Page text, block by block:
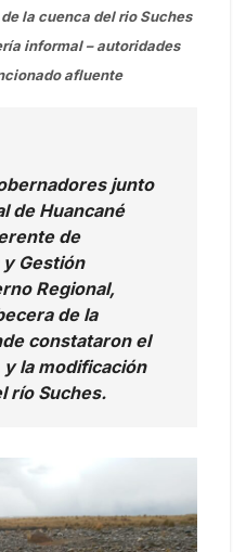
la cuenca del rio Suches
informal – autoridades
afluente
junto
de Huancané
de
Gestión
Regional,
de la
constataron el
la modificación
río Suches.